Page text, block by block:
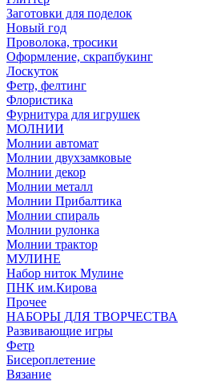
Заготовки для поделок
Новый год
Проволока, тросики
Оформление, скрапбукинг
Лоскуток
Фетр, фелтинг
Флористика
Фурнитура для игрушек
МОЛНИИ
Молнии автомат
Молнии двухзамковые
Молнии декор
Молнии металл
Молнии Прибалтика
Молнии спираль
Молнии рулонка
Молнии трактор
МУЛИНЕ
Набор ниток Мулине
ПНК им.Кирова
Прочее
НАБОРЫ ДЛЯ ТВОРЧЕСТВА
Развивающие игры
Фетр
Бисероплетение
Вязание